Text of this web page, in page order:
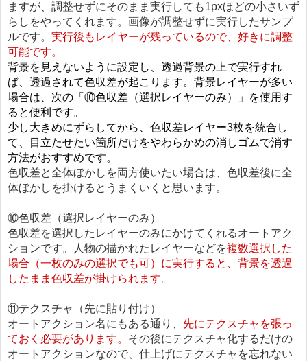
ますが、調整せずにそのまま実行しても1pxほどの小さいず
らしをやってくれます。画像が調整せずに実行したサンプ
ルです。 実行後もレイヤーが残っているので、好きに調整
可能です。
背景を見えないように設定し、透過背景の上で実行すれ
ば、透過されて色収差が起こります。背景レイヤーが多い
場合は、次の「⑩色収差（選択レイヤーのみ）」を使用す
ると便利です。
少し大きめにずらしてから、色収差レイヤー3枚を統合し
て、目立たせたい箇所だけをやわらかめの消しゴムで消す
方法がおすすめです。
色収差と全体ぼかしを両方使いたい場合は、色収差後に全
体ぼかしを掛けるとうまくいくと思います。
⑩色収差（選択レイヤーのみ）
色収差を選択したレイヤーのみにかけてくれるオートアク
ションです。人物の描かれたレイヤーなどを複数選択した
場合（一枚のみの選択でも可）に実行すると、背景を透過
したまま色収差が掛けられます。
⑪テクスチャ（先に貼り付け）
オートアクション名にもある通り、 先にテクスチャを張っ
ておく必要があります。 その後にテクスチャ化するだけの
オートアクションなので、仕上げにテクスチャを忘れない